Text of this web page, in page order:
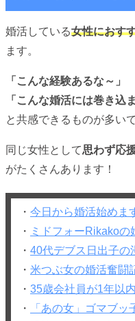
婚活している女性におす
ます。
「こんな経験あるな～」
「こんな婚活には巻き込
と共感できるものが多いで
同じ女性として思わず応
がたくさんあります！
・ 今日から婚活始めま
・ ミドフォーRikakoの
・ 40代デブス日出子の
・ 米つぶ女の婚活奮闘
・ 35歳会社員が1年以
・
「あの女」ゴマブ